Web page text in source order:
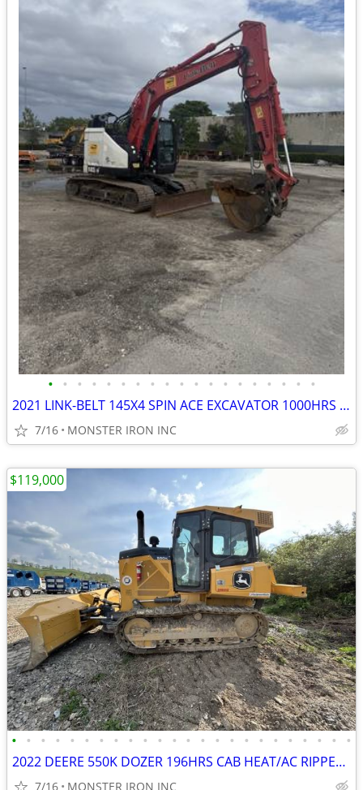
• • • • • • • • • • • • • • • • • • •
2021 LINK-BELT 145X4 SPIN ACE EXCAVATOR 1000HRS THUMB BLADE
7/16 MONSTER IRON INC
• • • • • • • • • • • • • • • • • • • • • • • •
2022 DEERE 550K DOZER 196HRS CAB HEAT/AC RIPPER PAT BLADE LIKE NEW!
7/16 MONSTER IRON INC
$119,000